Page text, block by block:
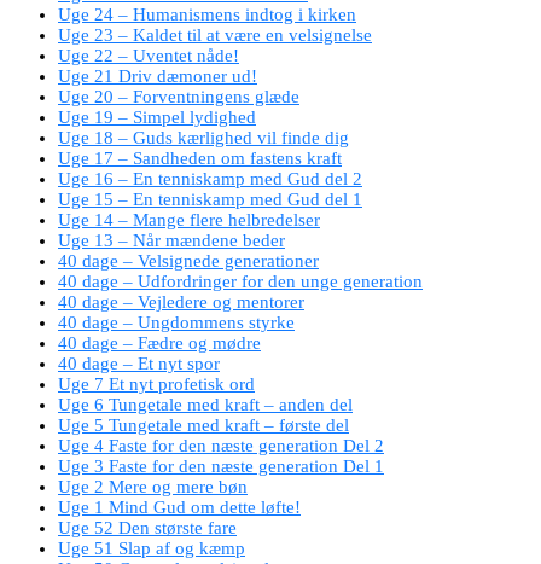
Uge 24 – Humanismens indtog i kirken
Uge 23 – Kaldet til at være en velsignelse
Uge 22 – Uventet nåde!
Uge 21 Driv dæmoner ud!
Uge 20 – Forventningens glæde
Uge 19 – Simpel lydighed
Uge 18 – Guds kærlighed vil finde dig
Uge 17 – Sandheden om fastens kraft
Uge 16 – En tenniskamp med Gud del 2
Uge 15 – En tenniskamp med Gud del 1
Uge 14 – Mange flere helbredelser
Uge 13 – Når mændene beder
40 dage – Velsignede generationer
40 dage – Udfordringer for den unge generation
40 dage – Vejledere og mentorer
40 dage – Ungdommens styrke
40 dage – Fædre og mødre
40 dage – Et nyt spor
Uge 7 Et nyt profetisk ord
Uge 6 Tungetale med kraft – anden del
Uge 5 Tungetale med kraft – første del
Uge 4 Faste for den næste generation Del 2
Uge 3 Faste for den næste generation Del 1
Uge 2 Mere og mere bøn
Uge 1 Mind Gud om dette løfte!
Uge 52 Den største fare
Uge 51 Slap af og kæmp